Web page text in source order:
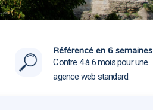
25200
Référencé en 6 semaines
Contre 4 à 6 mois pour une
agence web standard.